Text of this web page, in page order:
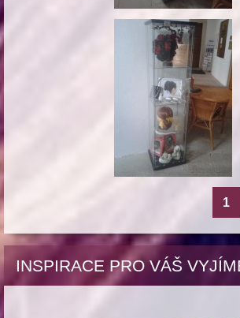
1
INSPIRACE PRO VÁŠ